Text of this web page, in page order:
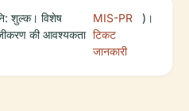
शुल्क। विशेष
की आवश्यकता
MIS-PR
टिकट
जानकारी
)।